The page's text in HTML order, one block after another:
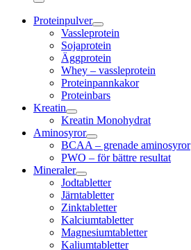
Meny
Proteinpulver
Vassleprotein
Sojaprotein
Äggprotein
Whey – vassleprotein
Proteinpannkakor
Proteinbars
Kreatin
Kreatin Monohydrat
Aminosyror
BCAA – grenade aminosyror
PWO – för bättre resultat
Mineraler
Jodtabletter
Järntabletter
Zinktabletter
Kalciumtabletter
Magnesiumtabletter
Kaliumtabletter